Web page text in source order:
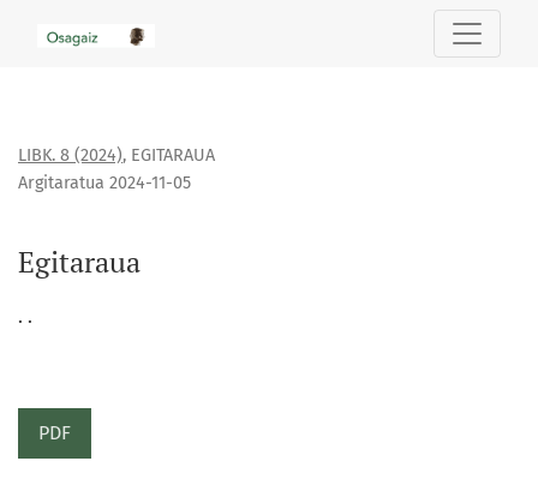
LIBK. 8 (2024), EGITARAUA
Egitaraua
Argitaratua 2024-11-05
. .
PDF